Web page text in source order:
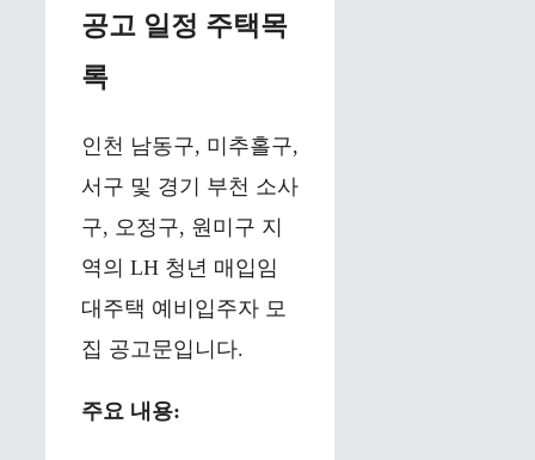
공고 일정 주택목
록
인천 남동구, 미추홀구,
서구 및 경기 부천 소사
구, 오정구, 원미구 지
역의 LH 청년 매입임
대주택 예비입주자 모
집 공고문입니다.
주요 내용: